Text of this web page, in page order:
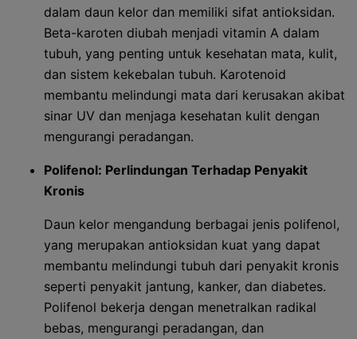
dalam daun kelor dan memiliki sifat antioksidan.
Beta-karoten diubah menjadi vitamin A dalam
tubuh, yang penting untuk kesehatan mata, kulit,
dan sistem kekebalan tubuh. Karotenoid
membantu melindungi mata dari kerusakan akibat
sinar UV dan menjaga kesehatan kulit dengan
mengurangi peradangan.
Polifenol: Perlindungan Terhadap Penyakit
Kronis
Daun kelor mengandung berbagai jenis polifenol,
yang merupakan antioksidan kuat yang dapat
membantu melindungi tubuh dari penyakit kronis
seperti penyakit jantung, kanker, dan diabetes.
Polifenol bekerja dengan menetralkan radikal
bebas, mengurangi peradangan, dan